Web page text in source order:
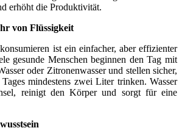
erhöht die Produktivität.
von Flüssigkeit
ist ein einfacher, aber effizienter
gesunde Menschen beginnen den Tag mit
oder Zitronenwasser und stellen sicher,
mindestens zwei Liter trinken. Wasser
reinigt den Körper und sorgt für eine